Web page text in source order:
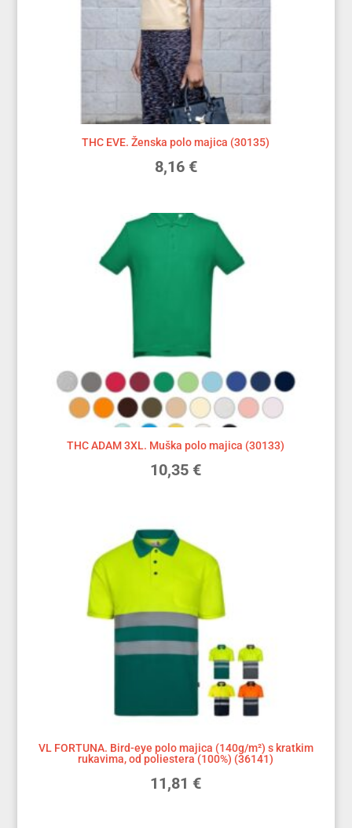
THC EVE. Ženska polo majica (30135)
8,16 €
THC ADAM 3XL. Muška polo majica (30133)
10,35 €
VL FORTUNA. Bird-eye polo majica (140g/m²) s kratkim
rukavima, od poliestera (100%) (36141)
11,81 €